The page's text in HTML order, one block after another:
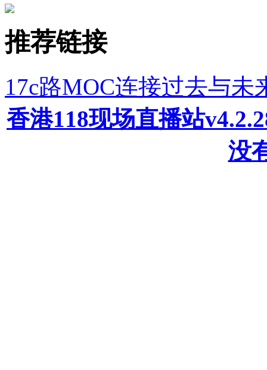
推荐链接
17c路MOC连接过去与未
香港118现场直播站
没